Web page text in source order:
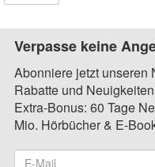
Verpasse keine
Abonniere jetzt unseren
Rabatte und
Extra-Bonus: 60 Tage
Mio. Hörbücher & E-